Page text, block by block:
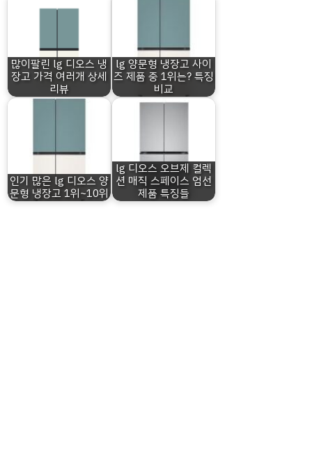
많이팔린 lg 디오스 냉
장고 가격 여러개 상세
리뷰
lg 양문형 냉장고 사이
즈 제품 중 1위는? 특징
비교
인기 많은 lg 디오스 양
문형 냉장고 1위~10위
lg 디오스 오브제 컬렉
션 매직 스페이스 엄선
제품 특징들